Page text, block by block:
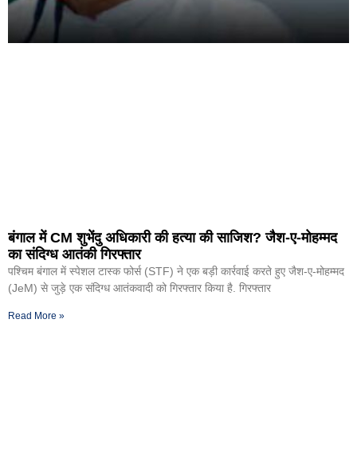
बंगाल में CM शुभेंदु अधिकारी की हत्या की साजिश? जैश-ए-मोहम्मद
का संदिग्ध आतंकी गिरफ्तार
पश्चिम बंगाल में स्पेशल टास्क फोर्स (STF) ने एक बड़ी कार्रवाई करते हुए जैश-ए-मोहम्मद
(JeM) से जुड़े एक संदिग्ध आतंकवादी को गिरफ्तार किया है. गिरफ्तार
Read More »